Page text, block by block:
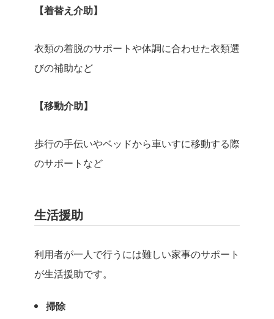
【着替え介助】
衣類の着脱のサポートや体調に合わせた衣類選
びの補助など
【移動介助】
歩行の手伝いやベッドから車いすに移動する際
のサポートなど
生活援助
利用者が一人で行うには難しい家事のサポート
が生活援助です。
掃除